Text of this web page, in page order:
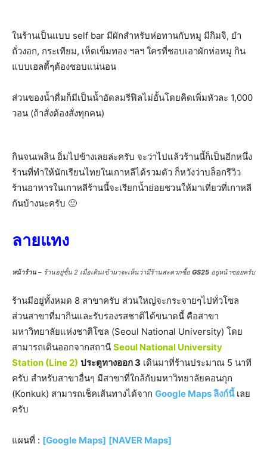
ในร้านเป็นแบบ self bar มีผักสำหรับห่อทานกับหมู มีกิมจิ, ยำ
ถั่วงอก, กระเทียม, เห็ดเข็มทอง ฯลฯ ใครที่ชอบเอาผักห่อหมู กิน
แบบเฮลตี้ๆต้องชอบแน่นอน
ส่วนของน้ำดื่มก็มีเป็นน้ำอัดลมรีฟิลไม่อั้นโดยคิดเพิ่มหัวละ 1,000
วอน (ถ้าสั่งต้องสั่งทุกคน)
กินจนเพลิน อิ่มไปข้างเลยล่ะครับ จะว่าไปแล้วร้านนี้ก็เป็นอีกหนึ่ง
ร้านที่ทำให้นักเรียนไทยในเกาหลีได้รวมตัว ก็หวังว่าบล็อกรีวิว
ร้านอาหารในเกาหลีร้านนี้จะเรียกน้ำย่อยชวนให้มาเที่ยวที่เกาหลี
กันบ้างนะครับ 🙂
ลายแทง
หน้าร้าน – ร้านอยู่ชั้น 2 เมื่อเดินเข้ามาจะเห็นว่ามีร้านสะดวกซื้อ GS25 อยู่หน้าซอยครับ
ร้านมีอยู่ทั้งหมด 8 สาขาครับ ส่วนใหญ่จะกระจายๆไปทั่วโซล
ส่วนสาขาที่มากินและรับรองรสชาติได้ขนาดนี้ คือสาขา
มหาวิทยาลัยแห่งชาติโซล (Seoul National University) โดย
สามารถเดินออกจากสถานี Seoul National University
Station (Line 2) ประตูทางออก 3 เดินมาที่ร้านประมาณ 5 นาที
ครับ สำหรับสาขาอื่นๆ มีสาขาที่ใกล้กับมหาวิทยาลัยคอนกุก
(Konkuk) สามารถเช็คเส้นทางได้จาก Google Maps ลิงก์นี้เลย
ครับ
แผนที่ : [Google Maps] [NAVER Maps]